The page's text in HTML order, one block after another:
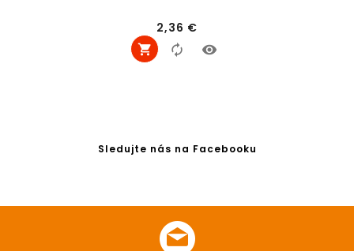
2,36 €
Sledujte nás na Facebooku